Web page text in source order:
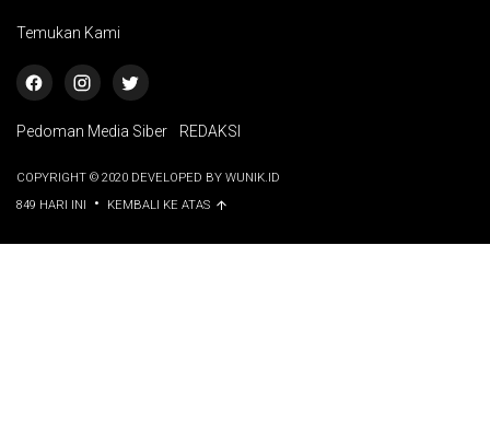
Temukan Kami
Pedoman Media Siber REDAKSI
COPYRIGHT © 2020 DEVELOPED BY WUNIK.ID
849 HARI INI
• KEMBALI KE ATAS